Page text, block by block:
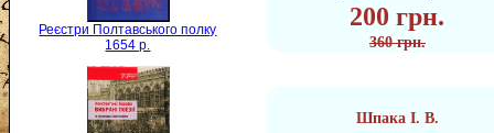
Реєстри Полтавського полку
1654 р.
200 грн.
360 грн.
Шпака І. В.